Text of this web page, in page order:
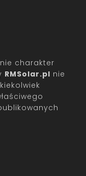
charakter
RMSolar.pl nie